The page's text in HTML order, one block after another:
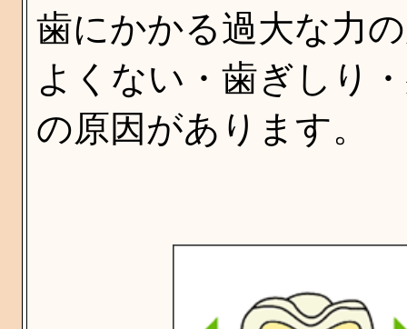
歯にかかる過大な力
よくない・歯ぎしり
の原因があります。